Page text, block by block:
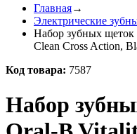
Главная→
Электрические
Набор зубных щеток
Clean Cross Action,
Код товара: 7587
Набор